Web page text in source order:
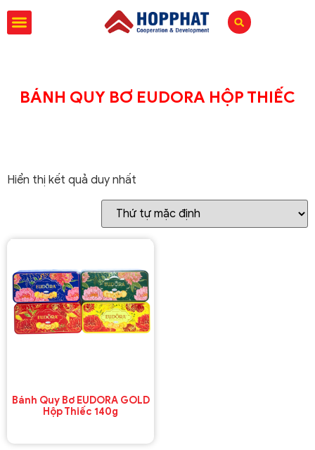
BÁNH QUY BƠ EUDORA HỘP THIẾC
Hiển thị kết quả duy nhất
Bánh Quy Bơ EUDORA GOLD
Hộp Thiếc 140g